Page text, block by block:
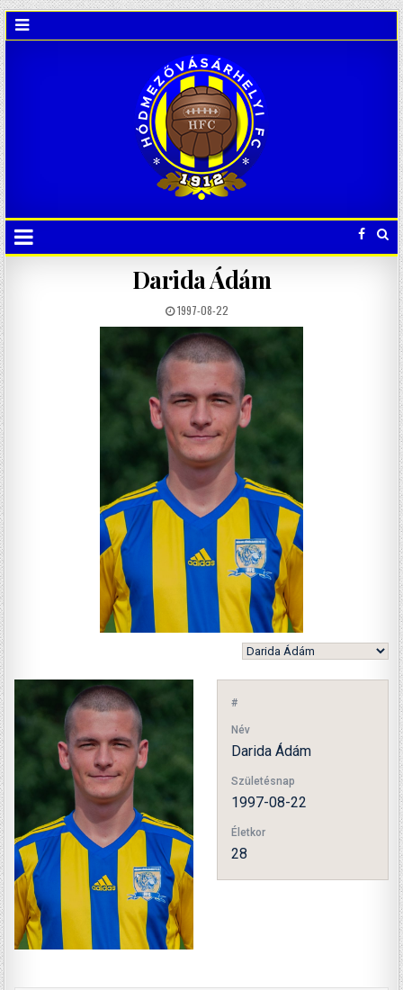
Darida Ádám
1997-08-22
#
Név
Darida Ádám
Születésnap
1997-08-22
Életkor
28